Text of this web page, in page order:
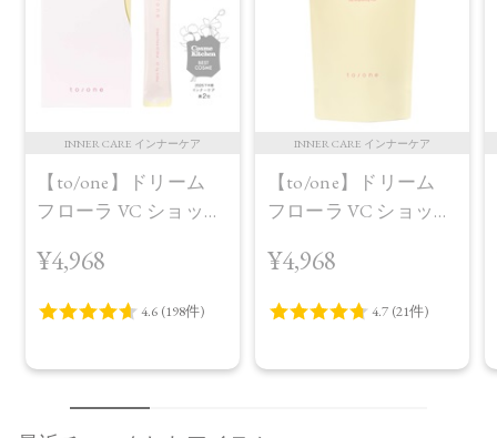
INNER CARE インナーケア
【to/one】ドリーム
フローラ VC ショット
¥4,968
INNER CARE インナーケア
【to/one】ドリーム
フローラ VC ショット
プラス＜限定品＞
¥4,968